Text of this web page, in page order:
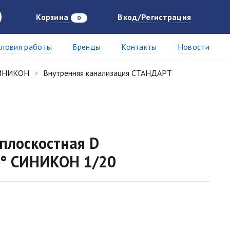
Корзина 0 Вход/Регистрация
работы Бренды Контакты Новости
Внутренняя канализация СТАНДАРТ
D
СИНИКОН 1/20